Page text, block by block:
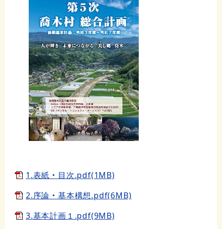
1.表紙・目次.pdf(1MB)
2.序論・基本構想.pdf(6MB)
3.基本計画１.pdf(9MB)